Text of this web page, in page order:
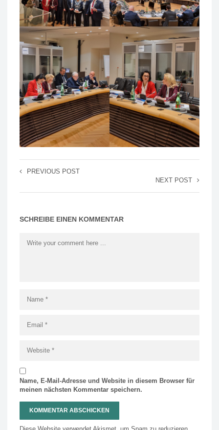
PREVIOUS POST
NEXT POST
SCHREIBE EINEN KOMMENTAR
Name, E-Mail-Adresse und Website in diesem Browser für
meinen nächsten Kommentar speichern.